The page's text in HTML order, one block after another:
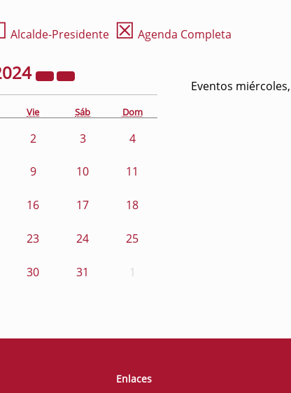
Alcalde-Presidente ☒ Agenda Completa
Vie Sáb Dom
2 3 4
9 10 11
16 17 18
23 24 25
30 31 1
Eventos
Enlaces